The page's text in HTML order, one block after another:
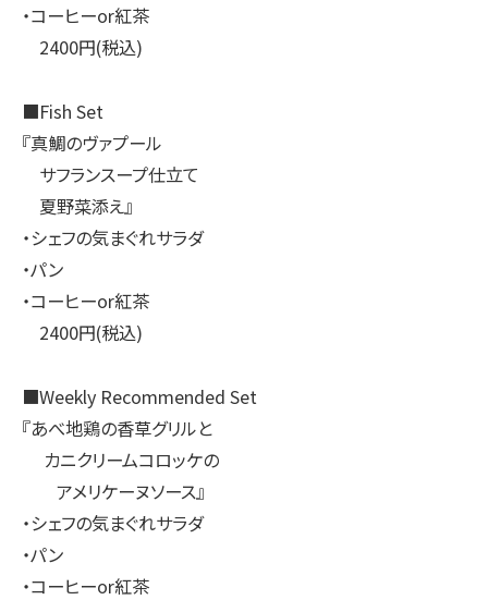
・コーヒーor紅茶
2400円(税込)
■Fish Set
『真鯛のヴァプール
サフランスープ仕立て
夏野菜添え』
・シェフの気まぐれサラダ
・パン
・コーヒーor紅茶
2400円(税込)
■Weekly Recommended Set
『あべ地鶏の香草グリルと
カニクリームコロッケの
アメリケーヌソース』
・シェフの気まぐれサラダ
・パン
・コーヒーor紅茶